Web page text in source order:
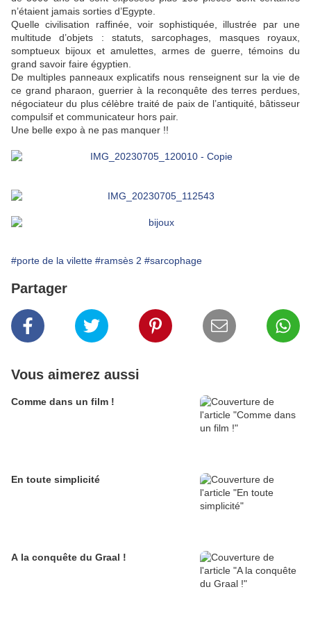
n’étaient jamais sorties d’Egypte.
Quelle civilisation raffinée, voir sophistiquée, illustrée par une
multitude d’objets : statuts, sarcophages, masques royaux,
somptueux bijoux et amulettes, armes de guerre, témoins du
grand savoir faire égyptien.
De multiples panneaux explicatifs nous renseignent sur la vie de
ce grand pharaon, guerrier à la reconquête des terres perdues,
négociateur du plus célèbre traité de paix de l’antiquité, bâtisseur
compulsif et communicateur hors pair.
Une belle expo à ne pas manquer !!
#porte de la vilette #ramsès 2 #sarcophage
Partager
Vous aimerez aussi
Comme dans un film !
En toute simplicité
A la conquête du Graal !